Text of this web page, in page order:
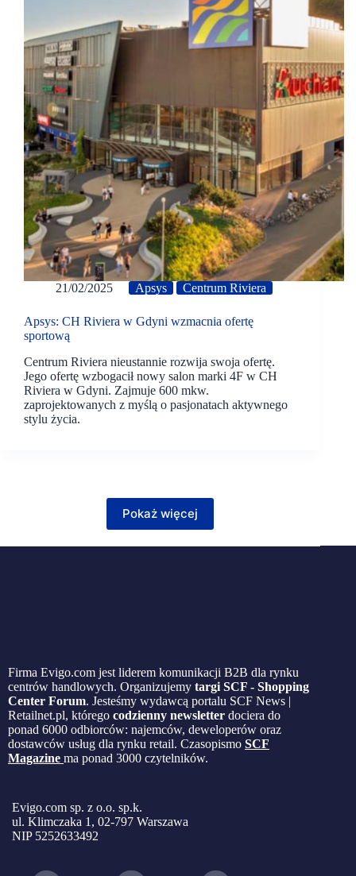
21/02/2025 Apsys Centrum Riviera
Apsys: CH Riviera w Gdyni wzmacnia ofertę
sportową
Centrum Riviera nieustannie rozwija swoja ofertę.
Jego ofertę wzbogacił nowy salon marki 4F w CH
Riviera w Gdyni. Zajmuje 600 mkw.
zaprojektowanych z myślą o pasjonatach aktywnego
stylu życia.
Pokaż więcej
Firma Evigo.com jest liderem komunikacji B2B dla rynku
centrów handlowych. Organizujemy targi SCF - Shopping
Center Forum. Jesteśmy wydawcą portalu SCF News |
Retailnet.pl, którego codzienny newsletter dociera do
ponad 6000 odbiorców: najemców, deweloperów oraz
dostawców usług dla rynku retail. Czasopismo SCF
Magazine ma ponad 3000 czytelników.
Evigo.com sp. z o.o. sp.k.
ul. Klimczaka 1, 02-797 Warszawa
NIP 5252633492